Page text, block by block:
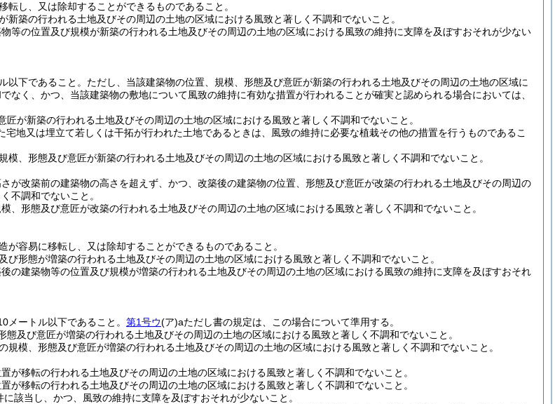
転し、又は除却することができるものであること。
新築の行われる土地及びその周辺の土地の区域における風致と著しく不調和でないこと。
等の位置及び規模が新築の行われる土地及びその周辺の土地の区域における風致の維持に支障を及ぼすおそれが少ない
以下であること。 ただし、当該建築物の位置、規模、形態及び意匠が新築の行われる土地及びその周辺の土地の区域に
なく、かつ、当該建築物の敷地について風致の維持に有効な措置が行われることが確実と認められる場合においては、
匠が新築の行われる土地及びその周辺の土地の区域における風致と著しく不調和でないこと。
宅地又は埋立て若しくは干拓が行われた土地であるときは、風致の維持に必要な植栽その他の措置を行うものであるこ
、形態及び意匠が新築の行われる土地及びその周辺の土地の区域における風致と著しく不調和でないこと。
が改築前の建築物の高さを超えず、かつ、改築後の建築物の位置、形態及び意匠が改築の行われる土地及びその周辺の
不調和でないこと。
、形態及び意匠が改築の行われる土地及びその周辺の土地の区域における風致と著しく不調和でないこと。
が容易に移転し、又は除却することができるものであること。
び形態が増築の行われる土地及びその周辺の土地の区域における風致と著しく不調和でないこと。
の建築物等の位置及び規模が増築の行われる土地及びその周辺の土地の区域における風致の維持に支障を及ぼすおそれ
メートル以下であること。第1号ウ(ア)aただし書の規定は、この場合について準用する。
態及び意匠が増築の行われる土地及びその周辺の土地の区域における風致と著しく不調和でないこと。
模、形態及び意匠が増築の行われる土地及びその周辺の土地の区域における風致と著しく不調和でないこと。
移転の行われる土地及びその周辺の土地の区域における風致と著しく不調和でないこと。
が移転の行われる土地及びその周辺の土地の区域における風致と著しく不調和でないこと。
該当し、かつ、風致の維持に支障を及ぼすおそれが少ないこと。